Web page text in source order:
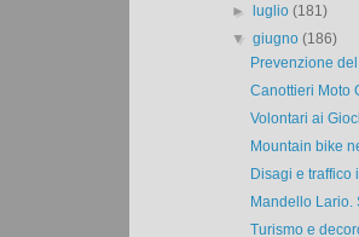
►luglio(181)
▼giugno(186)
Prevenzione del
Canottieri Moto
Volontari ai
Mountain bike
Disagi e traffico
Mandello Lario.
Turismo e